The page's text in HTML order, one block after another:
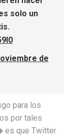
solo un
de
para los
por tales
es que Twitter